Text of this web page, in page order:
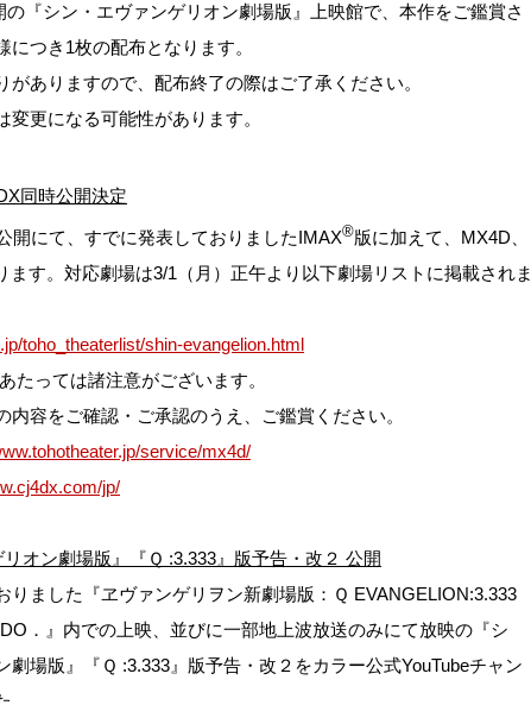
『シン・エヴァンゲリオン劇場版』上映館で、本作をご鑑賞さ
につき1枚の配布となります。
ありますので、配布終了の際はご了承ください。
更になる可能性があります。
同時公開決定
開にて、すでに発表しておりましたIMAX®版に加えて、MX4D、
ます。対応劇場は3/1（月）正午より以下劇場リストに掲載されま
toho_theaterlist/shin-evangelion.html
たっては諸注意がございます。
内容をご確認・ご承認のうえ、ご鑑賞ください。
service/mx4d/
jp/
オン劇場版』『Ｑ :3.333』版予告・改２ 公開
りました『ヱヴァンゲリヲン新劇場版：Ｑ EVANGELION:3.333
．』内での上映、並びに一部地上波放送のみにて放映の『シ
劇場版』『Ｑ :3.333』版予告・改２をカラー公式YouTubeチャン